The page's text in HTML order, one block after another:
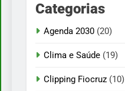
Categorias
Agenda 2030 (20)
Clima e Saúde (19)
Clipping Fiocruz (10)